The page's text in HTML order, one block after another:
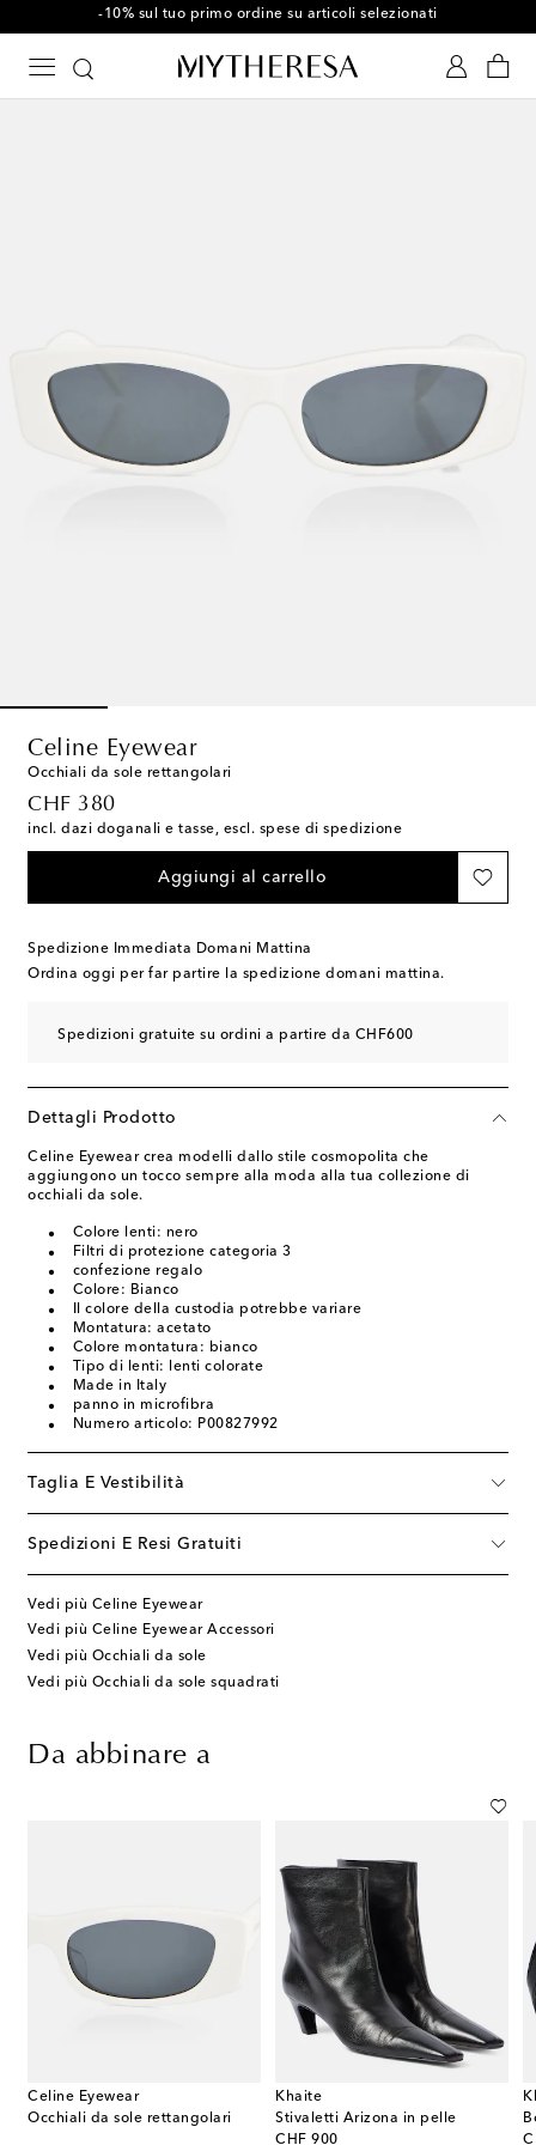
-10% sul tuo primo ordine su articoli selezionati
Celine Eyewear
Occhiali da sole rettangolari
CHF 380
original price
incl. dazi doganali e tasse, escl. spese di spedizione
Aggiungi al carrello
Spedizione Immediata Domani Mattina
Ordina oggi per far partire la spedizione domani mattina.
Spedizioni gratuite su ordini a partire da CHF600
Dettagli Prodotto
Celine Eyewear crea modelli dallo stile cosmopolita che
aggiungono un tocco sempre alla moda alla tua collezione di
occhiali da sole.
Colore lenti: nero
Filtri di protezione categoria 3
confezione regalo
Colore: Bianco
Il colore della custodia potrebbe variare
Montatura: acetato
Colore montatura: bianco
Tipo di lenti: lenti colorate
Made in Italy
panno in microfibra
Numero articolo: P00827992
Taglia E Vestibilità
Spedizioni E Resi Gratuiti
Vedi più Celine Eyewear
Vedi più Celine Eyewear Accessori
Vedi più Occhiali da sole
Vedi più Occhiali da sole squadrati
Da abbinare a
Celine Eyewear
Occhiali da sole rettangolari
Khaite
Stivaletti Arizona in pelle
CHF 900
original price